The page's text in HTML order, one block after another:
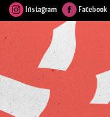
Instagram Facebook